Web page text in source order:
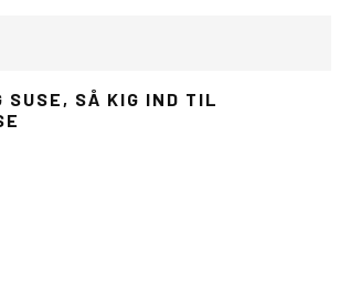
SUSE, SÅ KIG IND TIL